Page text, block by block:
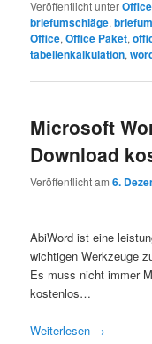
Veröffentlicht unter
briefumschläge,
Office,Office Paket,
tabellenkalkulation,
Microsoft
Download
Veröffentlicht am6.
AbiWord ist eine
wichtigen Werkzeuge
Es muss nicht immer
kostenlos…
Weiterlesen →